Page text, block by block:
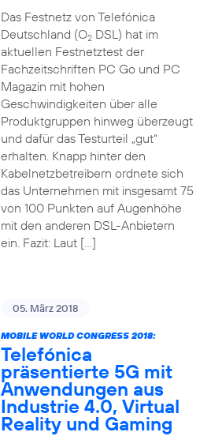
Das Festnetz von Telefónica
Deutschland (O2DSL) hat im
aktuellen Festnetztest der
Fachzeitschriften PC Go und PC
Magazin mit hohen
Geschwindigkeiten über alle
Produktgruppen hinweg überzeugt
und dafür das Testurteil „gut“
erhalten. Knapp hinter den
Kabelnetzbetreibern ordnete sich
das Unternehmen mit insgesamt 75
von 100 Punkten auf Augenhöhe
mit den anderen DSL-Anbietern
ein. Fazit: Laut […]
05. März 2018
MOBILE WORLD CONGRESS 2018:
Telefónica
präsentierte 5G mit
Anwendungen aus
Industrie 4.0, Virtual
Reality und Gaming